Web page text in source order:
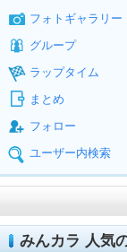
フォトギャラリー
グループ
ラップタイム
まとめ
フォロー
ユーザー内検索
みんカラ 人気